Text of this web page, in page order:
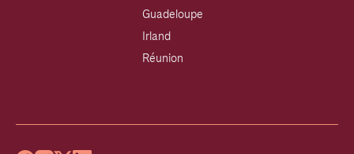
Guadeloupe
Irland
Réunion